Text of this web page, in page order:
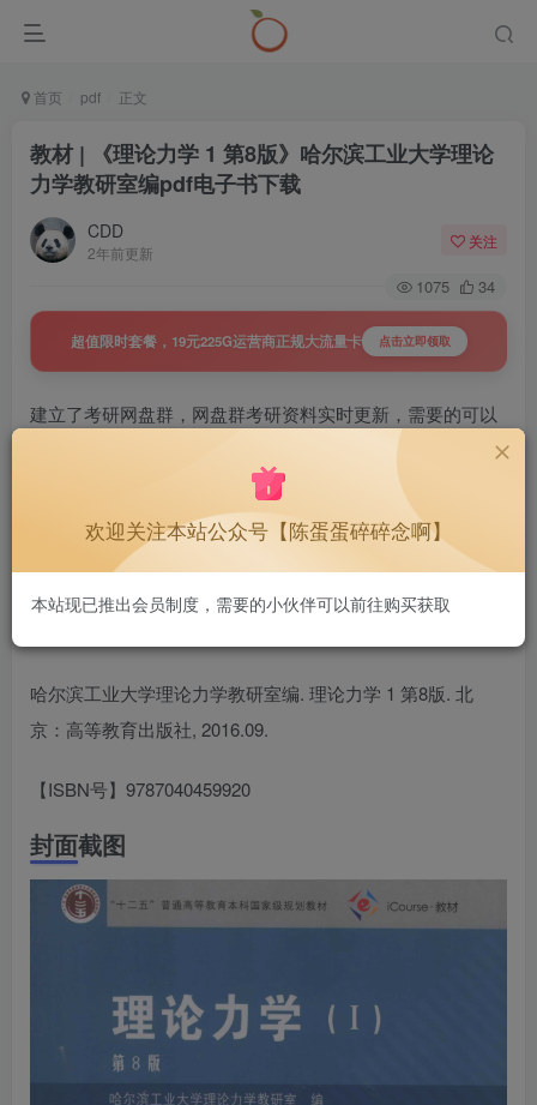
首页 pdf 正文
教材 | 《理论力学 1 第8版》哈尔滨工业大学理论
力学教研室编pdf电子书下载
CDD
2年前更新
关注
1075 34
超值限时套餐，19元225G运营商正规大流量卡 点击立即领取
建立了考研网盘群，网盘群考研资料实时更新，需要的可以
￥40 置顶 | 27考研网盘群，持续更新，
好用不贵~
1.3W+
哈尔滨工业大学理论力学教研室编. 理论力学 1 第8版. 北
京：高等教育出版社, 2016.09.
【ISBN号】9787040459920
封面截图
欢迎关注本站公众号【陈蛋蛋碎碎念啊】
本站现已推出会员制度，需要的小伙伴可以前往购买获取